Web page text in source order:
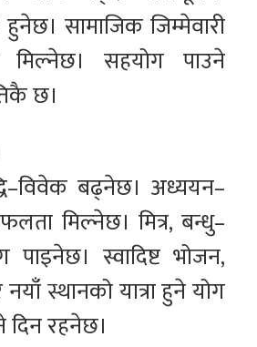
सामाजिक जिम्मेवारी
मिल्नेछ। सहयोग पाउने
छ।
बढ्नेछ। अध्ययन–
मिल्नेछ। मित्र, बन्धु–
पाइनेछ। स्वादिष्ट भोजन,
स्थानको यात्रा हुने योग
रहनेछ।